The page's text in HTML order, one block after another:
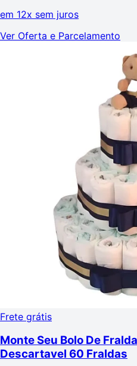
em 12x sem juros
Ver Oferta e Parcelamento
Frete grátis
Monte Seu Bolo De
Descartavel 60 Fraldas